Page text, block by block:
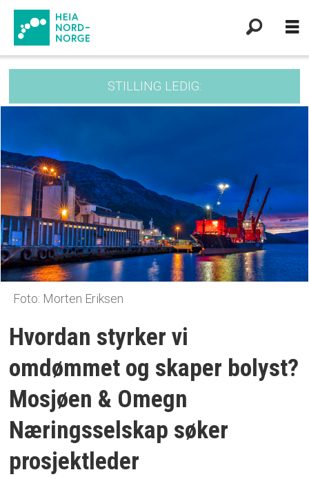
STILLING LEDIG:
Foto: Morten Eriksen
Hvordan styrker vi
omdømmet og skaper bolyst?
Mosjøen & Omegn
Næringsselskap søker
prosjektleder